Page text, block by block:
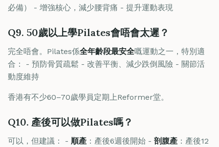
必備） - 增強核心，減少腰背痛 - 提升運動表現
Q9. 50歲以上學Pilates會唔會太遲？
完全唔會。Pilates係全年齡段最安全嘅運動之一，特別適
合： - 預防骨質疏鬆 - 改善平衡、減少跌倒風險 - 關節活
動度維持
香港有不少60–70歲學員定期上Reformer堂。
Q10. 產後可以做Pilates嗎？
可以，但建議： - 順產 ：產後6週後開始 - 剖腹產 ：產後12